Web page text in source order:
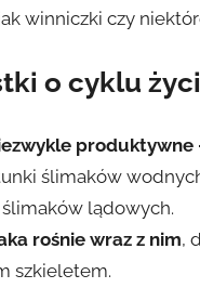
winniczki czy
o cyklu
ślimaków
lądowych.
rośnie wraz z nim,
szkieletem.